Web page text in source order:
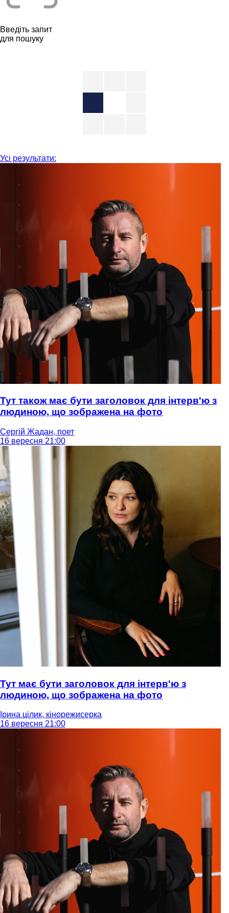
Введіть запит
для пошуку
Усі результати:
Тут також має бути заголовок для інтерв'ю з
людиною, що зображена на фото
Сергій Жадан, поет
16 вересня 21:00
Тут має бути заголовок для інтерв'ю з
людиною, що зображена на фото
Ірина цілик, кінорежисерка
16 вересня 21:00